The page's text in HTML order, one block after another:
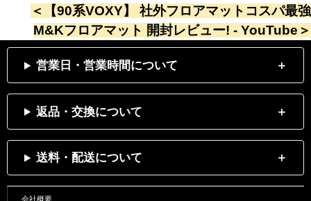
＜
【90系VOXY】 社外フロアマットコスパ最強
M&Kフロアマット 開封レビュー! - YouTube ＞
営業日・営業時間について
返品・交換について
送料・配送について
会社概要